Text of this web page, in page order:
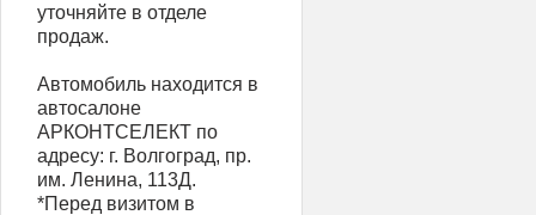
уточняйте в отделе
продаж.
Автомобиль находится в
автосалоне
АРКОНТСЕЛЕКТ по
адресу: г. Волгоград, пр.
им. Ленина, 113Д.
*Перед визитом в